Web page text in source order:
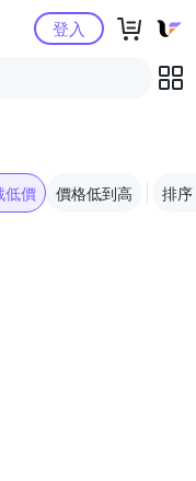
物中心登入
低價 價格低到高 排序